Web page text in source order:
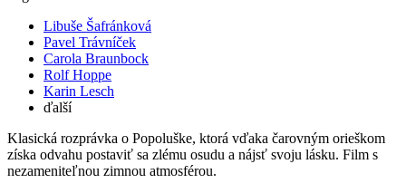
Libuše Šafránková
Pavel Trávníček
Carola Braunbock
Rolf Hoppe
Karin Lesch
ďalší
Klasická rozprávka o Popoluške, ktorá vďaka čarovným orieškom
získa odvahu postaviť sa zlému osudu a nájsť svoju lásku. Film s
nezameniteľnou zimnou atmosférou.